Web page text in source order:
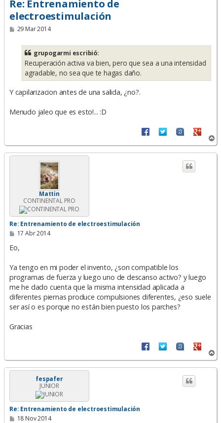
Re: Entrenamiento de
electroestimulación
M
29 Mar 2014
grupogarmi escribió:
Recuperación activa va bien, pero que sea a una intensidad
agradable, no sea que te hagas daño.
Y capilarizacion antes de una salida, ¿no?.
Menudo jaleo que es esto!... :D
r
r
Mattin
CONTINENTAL PRO
Re: Entrenamiento de electroestimulación
M
n
s
j
e
17 Abr 2014
Eo,
Ya tengo en mi poder el invento, ¿son compatible los
programas de fuerza y luego uno de descanso activo? y luego
me he dado cuenta que la misma intensidad aplicada a
diferentes piernas produce compulsiones diferentes, ¿eso suele
ser así o es porque no están bien puesto los parches?
Gracias
r
r
fespafer
JUNIOR
Re: Entrenamiento de electroestimulación
M18 Nov 2014